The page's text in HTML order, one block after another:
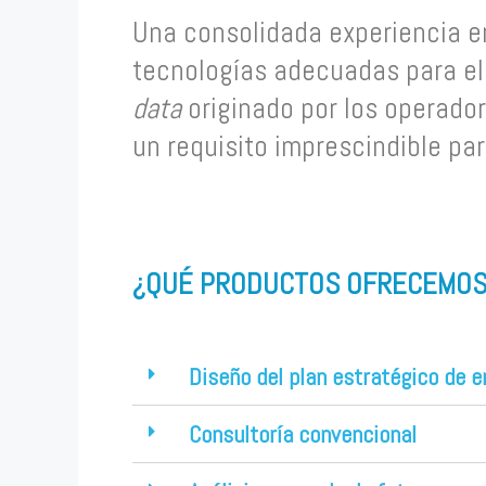
Una consolidada experiencia
tecnologías adecuadas para
dataoriginado por los
un requisito imprescindible
¿QUÉ PRODUCTOS
Diseño del plan estratégico de
Consultoría convencional